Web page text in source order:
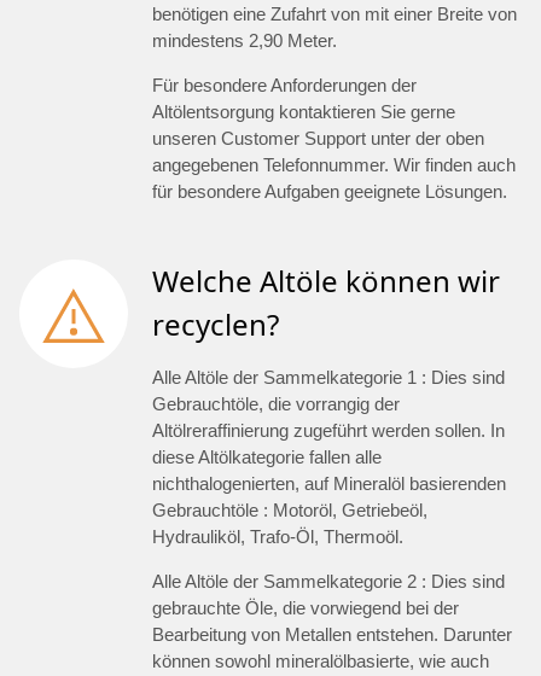
benötigen eine Zufahrt von mit einer Breite von
mindestens 2,90 Meter.
Für besondere Anforderungen der
Altölentsorgung kontaktieren Sie gerne
unseren Customer Support unter der oben
angegebenen Telefonnummer. Wir finden auch
für besondere Aufgaben geeignete Lösungen.
Welche Altöle können wir
recyclen?
Alle Altöle der Sammelkategorie 1 : Dies sind
Gebrauchtöle, die vorrangig der
Altölreraffinierung zugeführt werden sollen. In
diese Altölkategorie fallen alle
nichthalogenierten, auf Mineralöl basierenden
Gebrauchtöle : Motoröl, Getriebeöl,
Hydrauliköl, Trafo-Öl, Thermoöl.
Alle Altöle der Sammelkategorie 2 : Dies sind
gebrauchte Öle, die vorwiegend bei der
Bearbeitung von Metallen entstehen. Darunter
können sowohl mineralölbasierte, wie auch